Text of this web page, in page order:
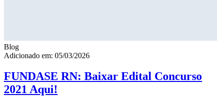
Blog
Adicionado em: 05/03/2026
FUNDASE RN: Baixar Edital Concurso
2021 Aqui!